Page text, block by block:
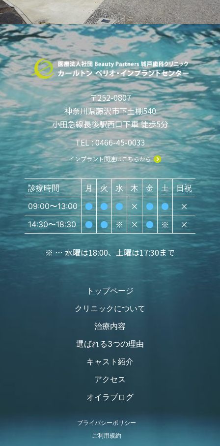
〒252-0807
神奈川県藤沢市下土棚540
小田急線長後駅西口下車 徒歩5分
TEL : 0466-45-0033
インプラント関連はこちらから
診療時間 月 火 水 木 金 土
日祝
09:00〜13:00
● ● ● × ● ● ×
14:30〜18:30 ● ● ※ × ● ※ ×
※ … 水曜は18:00、土曜は17:30まで
トップページ
クリニックについて
治療内容
選ばれる3つの理由
キャスト紹介
アクセス
オイラブログ
プライバシーポリシー
ご利用規約